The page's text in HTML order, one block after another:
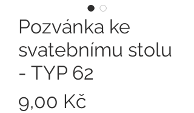
Pozvánka ke
svatebnímu stolu
- TYP 62
9,00 Kč